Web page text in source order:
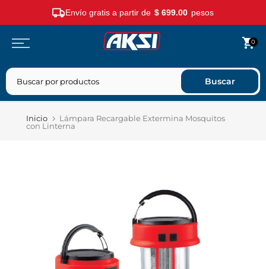
Envío gratis a partir de $ 699.00 pesos
Saltar
contenido
0
Buscar
Inicio
Lámpara Recargable Extermina Mosquitos
con Linterna